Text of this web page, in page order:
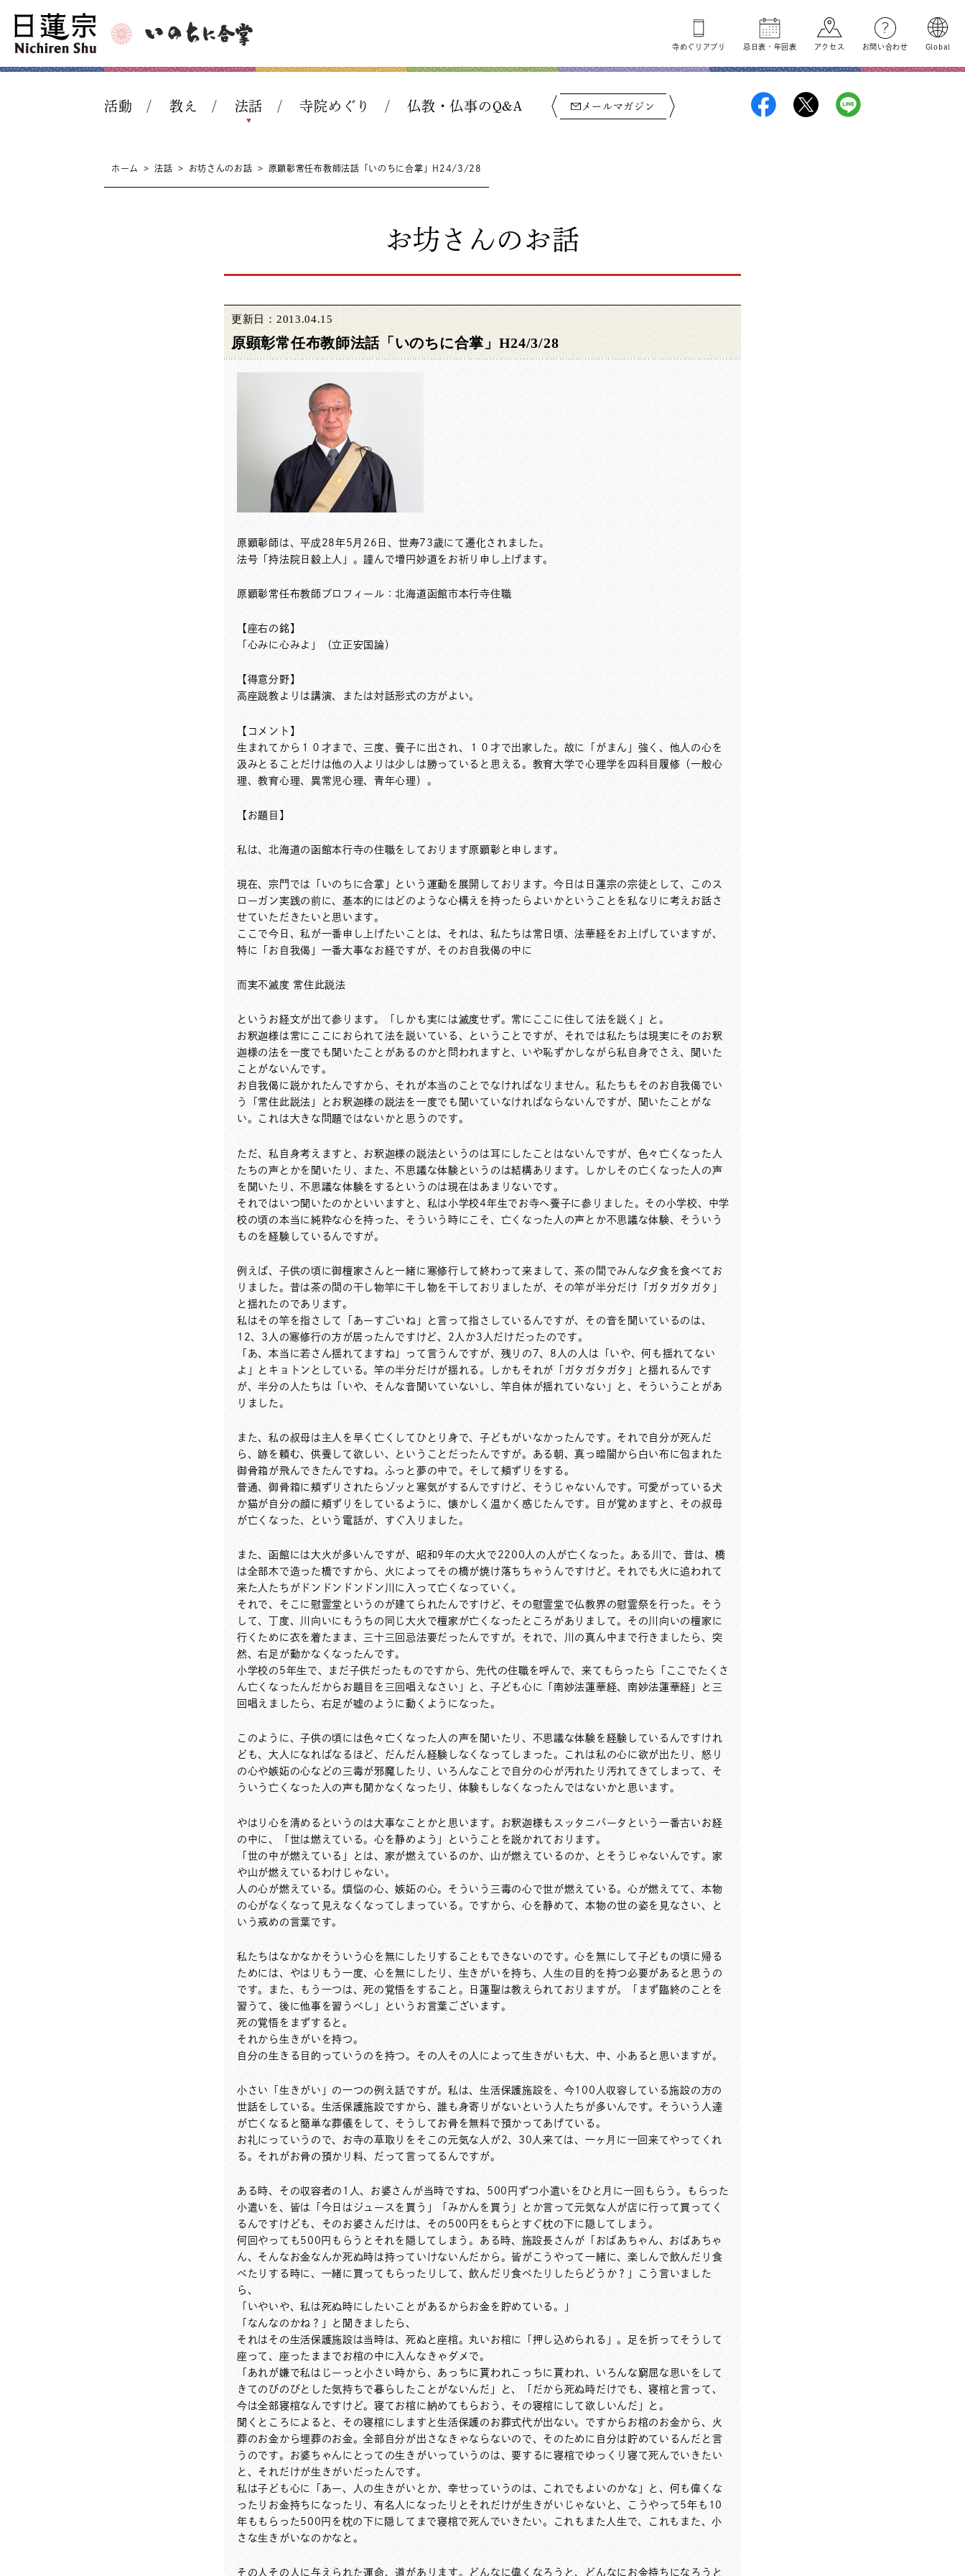
活動 教え 法話 寺院めぐり 仏教・仏事のQ&A メールマガジン
寺めぐり アプリ 忌日表 ・ 年回表 アクセス お問い合わせ Global
ホーム > 法話 > お坊さんのお話 > 原顕彰常任布教師法話「いのちに合掌」H24/3/28
お坊さんのお話
更新日：2013.04.15
原顕彰常任布教師法話「いのちに合掌」H24/3/28
原顕彰師は、平成28年5月26日、世寿73歳にて遷化されました。
法号「持法院日毅上人」。謹んで増円妙道をお祈り申し上げます。
原顕彰常任布教師プロフィール：北海道函館市本行寺住職
【座右の銘】
「心みに心みよ」（立正安国論）
【得意分野】
高座説教よりは講演、または対話形式の方がよい。
【コメント】
生まれてから１０才まで、三度、養子に出され、１０才で出家した。故に「がまん」強く、他人の心を
汲みとることだけは他の人よりは少しは勝っていると思える。教育大学で心理学を四科目履修（一般心
理、教育心理、異常児心理、青年心理）。
【お題目】
私は、北海道の函館本行寺の住職をしております原顕彰と申します。
現在、宗門では「いのちに合掌」という運動を展開しております。今日は日蓮宗の宗徒として、このス
ローガン実践の前に、基本的にはどのような心構えを持ったらよいかということを私なりに考えお話さ
せていただきたいと思います。
ここで今日、私が一番申し上げたいことは、それは、私たちは常日頃、法華経をお上げしていますが、
特に「お自我偈」一番大事なお経ですが、そのお自我偈の中に
而実不滅度 常住此説法
というお経文が出て参ります。「しかも実には滅度せず。常にここに住して法を説く」と。
お釈迦様は常にここにおられて法を説いている、ということですが、それでは私たちは現実にそのお釈
迦様の法を一度でも聞いたことがあるのかと問われますと、いや恥ずかしながら私自身でさえ、聞いた
ことがないんです。
お自我偈に説かれたんですから、それが本当のことでなければなりません。私たちもそのお自我偈でい
う「常住此説法」とお釈迦様の説法を一度でも聞いていなければならないんですが、聞いたことがな
い。これは大きな問題ではないかと思うのです。
ただ、私自身考えますと、お釈迦様の説法というのは耳にしたことはないんですが、色々亡くなった人
たちの声とかを聞いたり、また、不思議な体験というのは結構あります。しかしその亡くなった人の声
を聞いたり、不思議な体験をするというのは現在はあまりないです。
それではいつ聞いたのかといいますと、私は小学校4年生でお寺へ養子に参りました。その小学校、中学
校の頃の本当に純粋な心を持った、そういう時にこそ、亡くなった人の声とか不思議な体験、そういう
ものを経験しているんですが。
例えば、子供の頃に御檀家さんと一緒に寒修行して終わって来まして、茶の間でみんな夕食を食べてお
りました。昔は茶の間の干し物竿に干し物を干しておりましたが、その竿が半分だけ「ガタガタガタ」
と揺れたのであります。
私はその竿を指さして「あーすごいね」と言って指さしているんですが、その音を聞いているのは、
12、3人の寒修行の方が居ったんですけど、2人か3人だけだったのです。
「あ、本当に若さん揺れてますね」って言うんですが、残りの7、8人の人は「いや、何も揺れてない
よ」とキョトンとしている。竿の半分だけが揺れる。しかもそれが「ガタガタガタ」と揺れるんです
が、半分の人たちは「いや、そんな音聞いていないし、竿自体が揺れていない」と、そういうことがあ
りました。
また、私の叔母は主人を早く亡くしてひとり身で、子どもがいなかったんです。それで自分が死んだ
ら、跡を頼む、供養して欲しい、ということだったんですが。ある朝、真っ暗闇から白い布に包まれた
御骨箱が飛んできたんですね。ふっと夢の中で。そして頬ずりをする。
普通、御骨箱に頬ずりされたらゾッと寒気がするんですけど、そうじゃないんです。可愛がっている犬
か猫が自分の顔に頬ずりをしているように、懐かしく温かく感じたんです。目が覚めますと、その叔母
が亡くなった、という電話が、すぐ入りました。
また、函館には大火が多いんですが、昭和9年の大火で2200人の人が亡くなった。ある川で、昔は、橋
は全部木で造った橋ですから、火によってその橋が焼け落ちちゃうんですけど。それでも火に追われて
来た人たちがドンドンドンドン川に入って亡くなっていく。
それで、そこに慰霊堂というのが建てられたんですけど、その慰霊堂で仏教界の慰霊祭を行った。そう
して、丁度、川向いにもうちの同じ大火で檀家が亡くなったところがありまして。その川向いの檀家に
行くために衣を着たまま、三十三回忌法要だったんですが。それで、川の真ん中まで行きましたら、突
然、右足が動かなくなったんです。
小学校の5年生で、まだ子供だったものですから、先代の住職を呼んで、来てもらったら「ここでたくさ
ん亡くなったんだからお題目を三回唱えなさい」と、子ども心に「南妙法蓮華経、南妙法蓮華経」と三
回唱えましたら、右足が嘘のように動くようになった。
このように、子供の頃には色々亡くなった人の声を聞いたり、不思議な体験を経験しているんですけれ
ども、大人になればなるほど、だんだん経験しなくなってしまった。これは私の心に欲が出たり、怒り
の心や嫉妬の心などの三毒が邪魔したり、いろんなことで自分の心が汚れたり汚れてきてしまって、そ
ういう亡くなった人の声も聞かなくなったり、体験もしなくなったんではないかと思います。
やはり心を清めるというのは大事なことかと思います。お釈迦様もスッタニパータという一番古いお経
の中に、「世は燃えている。心を静めよう」ということを説かれております。
「世の中が燃えている」とは、家が燃えているのか、山が燃えているのか、とそうじゃないんです。家
や山が燃えているわけじゃない。
人の心が燃えている。煩悩の心、嫉妬の心。そういう三毒の心で世が燃えている。心が燃えてて、本物
の心がなくなって見えなくなってしまっている。ですから、心を静めて、本物の世の姿を見なさい、と
いう戒めの言葉です。
私たちはなかなかそういう心を無にしたりすることもできないのです。心を無にして子どもの頃に帰る
ためには、やはりもう一度、心を無にしたり、生きがいを持ち、人生の目的を持つ必要があると思うの
です。また、もう一つは、死の覚悟をすること。日蓮聖は教えられておりますが。「まず臨終のことを
習うて、後に他事を習うべし」というお言葉ございます。
死の覚悟をまずすると。
それから生きがいを持つ。
自分の生きる目的っていうのを持つ。その人その人によって生きがいも大、中、小あると思いますが。
小さい「生きがい」の一つの例え話ですが。私は、生活保護施設を、今100人収容している施設の方の
世話をしている。生活保護施設ですから、誰も身寄りがないという人たちが多いんです。そういう人達
が亡くなると簡単な葬儀をして、そうしてお骨を無料で預かってあげている。
お礼にっていうので、お寺の草取りをそこの元気な人が2、30人来ては、一ヶ月に一回来てやってくれ
る。それがお骨の預かり料、だって言ってるんですが。
ある時、その収容者の1人、お婆さんが当時ですね、500円ずつ小遣いをひと月に一回もらう。もらった
小遣いを、皆は「今日はジュースを買う」「みかんを買う」とか言って元気な人が店に行って買ってく
るんですけども、そのお婆さんだけは、その500円をもらとすぐ枕の下に隠してしまう。
何回やっても500円もらうとそれを隠してしまう。ある時、施設長さんが「おばあちゃん、おばあちゃ
ん、そんなお金なんか死ぬ時は持っていけないんだから。皆がこうやって一緒に、楽しんで飲んだり食
べたりする時に、一緒に買ってもらったりして、飲んだり食べたりしたらどうか？」こう言いました
ら、
「いやいや、私は死ぬ時にしたいことがあるからお金を貯めている。」
「なんなのかね？」と聞きましたら、
それはその生活保護施設は当時は、死ぬと座棺。丸いお棺に「押し込められる」。足を折ってそうして
座って、座ったままでお棺の中に入んなきゃダメで。
「あれが嫌で私はじーっと小さい時から、あっちに貰われこっちに貰われ、いろんな窮屈な思いをして
きてのびのびとした気持ちで暮らしたことがないんだ」と、「だから死ぬ時だけでも、寝棺と言って、
今は全部寝棺なんですけど。寝てお棺に納めてもらおう、その寝棺にして欲しいんだ」と。
聞くところによると、その寝棺にしますと生活保護のお葬式代が出ない。ですからお棺のお金から、火
葬のお金から埋葬のお金。全部自分が出さなきゃならないので、そのために自分は貯めているんだと言
うのです。お婆ちゃんにとっての生きがいっていうのは、要するに寝棺でゆっくり寝て死んでいきたい
と、それだけが生きがいだったんです。
私は子ども心に「あー、人の生きがいとか、幸せっていうのは、これでもよいのかな」と、何も偉くな
ったりお金持ちになったり、有名人になったりとそれだけが生きがいじゃないと、こうやって5年も10
年ももらった500円を枕の下に隠してまで寝棺で死んでいきたい。これもまた人生で、これもまた、小
さな生きがいなのかなと。
その人その人に与えられた運命、道があります。どんなに偉くなろうと、どんなにお金持ちになろうと